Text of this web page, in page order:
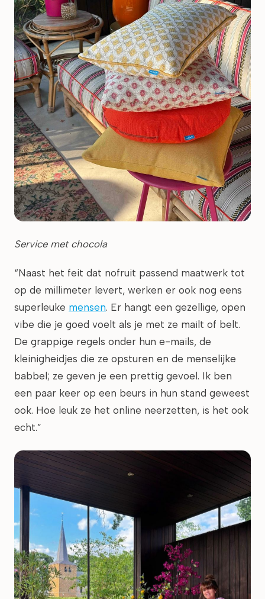
Service met chocola
“Naast het feit dat nofruit passend maatwerk tot
op de millimeter levert, werken er ook nog eens
superleuke mensen. Er hangt een gezellige, open
vibe die je goed voelt als je met ze mailt of belt.
De grappige regels onder hun e-mails, de
kleinigheidjes die ze opsturen en de menselijke
babbel; ze geven je een prettig gevoel. Ik ben
een paar keer op een beurs in hun stand geweest
ook. Hoe leuk ze het online neerzetten, is het ook
echt.”